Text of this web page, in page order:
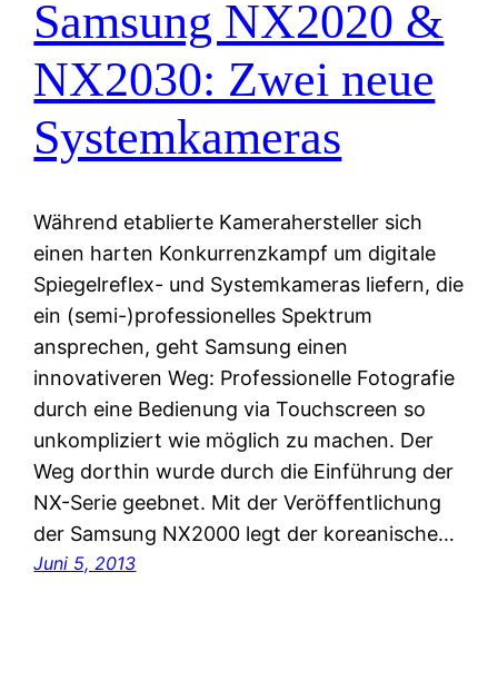
Samsung NX2020 &
NX2030: Zwei neue
Systemkameras
Während etablierte Kamerahersteller sich
einen harten Konkurrenzkampf um digitale
Spiegelreflex- und Systemkameras liefern, die
ein (semi-)professionelles Spektrum
ansprechen, geht Samsung einen
innovativeren Weg: Professionelle Fotografie
durch eine Bedienung via Touchscreen so
unkompliziert wie möglich zu machen. Der
Weg dorthin wurde durch die Einführung der
NX-Serie geebnet. Mit der Veröffentlichung
der Samsung NX2000 legt der koreanische…
Juni 5, 2013